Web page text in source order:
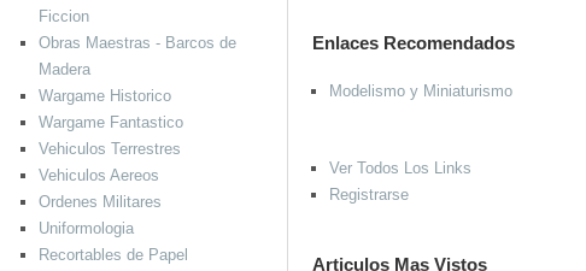
Enlaces Recomendados
Modelismo y Miniaturismo
Ver Todos Los Links
Registrarse
Articulos Mas Vistos
Ficcion
Obras Maestras - Barcos de
Madera
Wargame Historico
Wargame Fantastico
Vehiculos Terrestres
Vehiculos Aereos
Ordenes Militares
Uniformologia
Recortables de Papel